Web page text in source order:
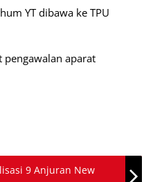
YT dibawa ke TPU
pengawalan aparat
9 Anjuran New